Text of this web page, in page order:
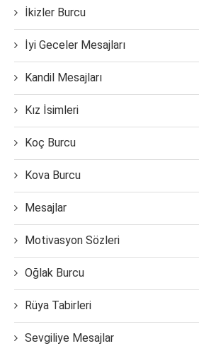
İkizler Burcu
İyi Geceler Mesajları
Kandil Mesajları
Kız İsimleri
Koç Burcu
Kova Burcu
Mesajlar
Motivasyon Sözleri
Oğlak Burcu
Rüya Tabirleri
Sevgiliye Mesajlar